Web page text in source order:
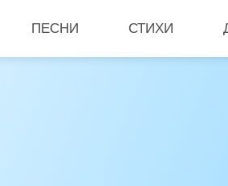
ПЕСНИ СТИХИ